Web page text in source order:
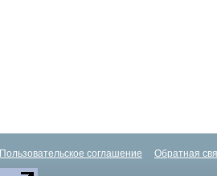
Пользовательское соглашение Обратная